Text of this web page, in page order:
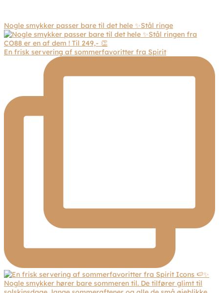
Nogle smykker passer bare til det hele ✨Stål ringe
En frisk servering af sommerfavoritter fra Spirit